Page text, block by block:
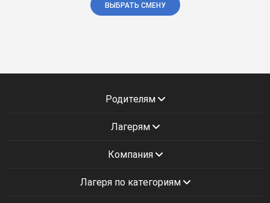
ВЫБРАТЬ СМЕНУ
Родителям
Лагерям
Компания
Лагеря по категориям